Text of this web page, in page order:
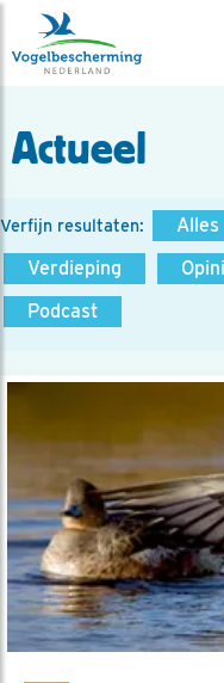
Actueel
Verfijn resultaten: Alles
Verdieping
Podcast